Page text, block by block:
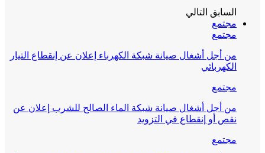
السابقالتالي
مجتمع
مجتمع
من أجل أشغال صيانة شبكة الكهرباء إعلان عن إنقطاع التيار
الكهربائي
مجتمع
من أجل أشغال صيانة شبكة الماء الصالح للشرب إعلان عن
نقص أو إنقطاع في التزويد
مجتمع